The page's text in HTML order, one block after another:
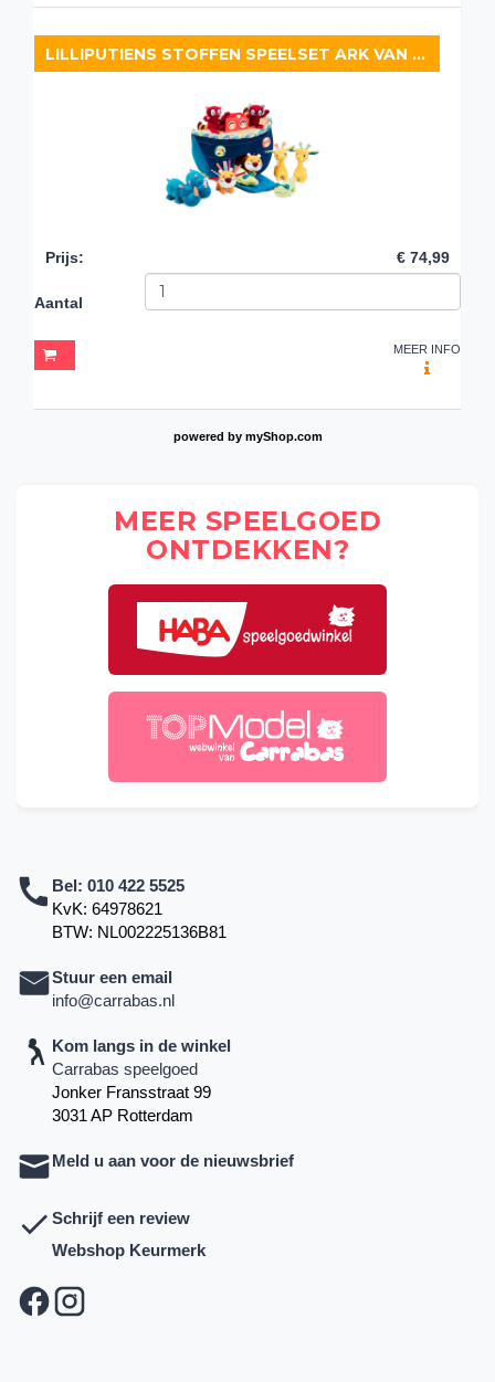
LILLIPUTIENS STOFFEN SPEELSET ARK VAN NOACH
Prijs: € 74,99
Aantal
MEER INFO
powered by myShop.com
MEER SPEELGOED
ONTDEKKEN?
Bel: 010 422 5525
KvK: 64978621
BTW: NL002225136B81
Stuur een email
info@carrabas.nl
Kom langs in de winkel
Carrabas speelgoed
Jonker Fransstraat 99
3031 AP Rotterdam
Meld u aan voor de nieuwsbrief
Schrijf een review
Webshop Keurmerk